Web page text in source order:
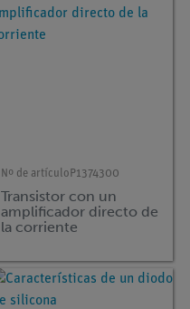
Nº de artículo P1374300
Transistor con un
amplificador directo de
la corriente